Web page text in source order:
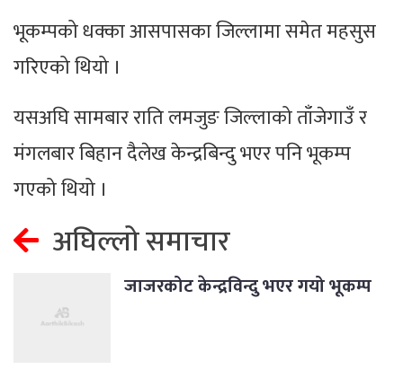
भूकम्पको धक्का आसपासका जिल्लामा समेत महसुस
गरिएको थियो ।
यसअघि सामबार राति लमजुङ जिल्लाको ताँजेगाउँ र
मंगलबार बिहान दैलेख केन्द्रबिन्दु भएर पनि भूकम्प
गएको थियो ।
अघिल्लो समाचार
जाजरकोट केन्द्रविन्दु भएर गयो भूकम्प